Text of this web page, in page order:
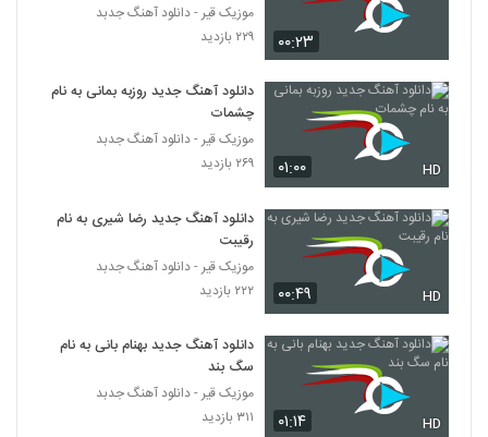
231
آهنگ دوست دارم از رامین منتظری(پاپ)
۴۷۸ بازدید
حمید صباحی آهنگ غرق رویا
233
آهنگ دل خوشی از رادمهر(پاپ)
۶۴۶ بازدید
موزیک زیبای بی تو از رنگی بند
۵۴۵ بازدید
دانلود آهنگ از من که گذشت از مجید ماندگاری
۰۰:۲۳
موزیک قیر - دانلود آهنگ جدبد
۲۲۹ بازدید
۰۱:۰۰ HD
دانلود آهنگ جدید روزبه بمانی به نام
چشمات
موزیک قیر - دانلود آهنگ جدبد
۲۶۹ بازدید
۰۰:۴۹ HD
دانلود آهنگ جدید رضا شیری به نام
رقیبت
موزیک قیر - دانلود آهنگ جدبد
۲۲۲ بازدید
۰۱:۱۴ HD
دانلود آهنگ جدید بهنام بانی به نام
سگ بند
موزیک قیر - دانلود آهنگ جدبد
۳۱۱ بازدید